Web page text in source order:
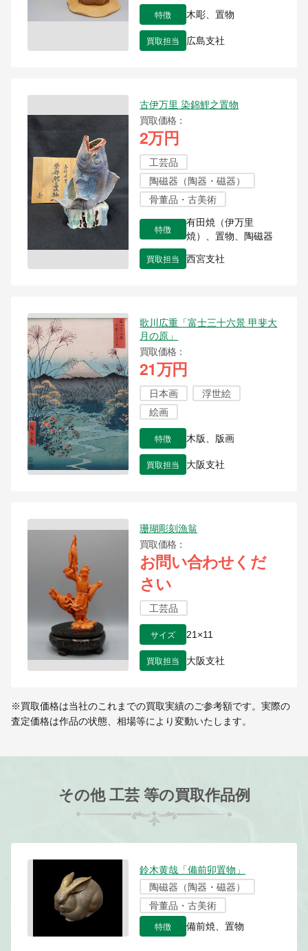
特徴 木彫、置物
買取担当 広島支社
古伊万里 染錦鯉之置物
買取価格
2万円
工芸品
陶磁器（陶器・磁器）
骨董品・古美術
特徴
有田焼（伊万里
焼）、置物、陶磁器
買取担当 西宮支社
歌川広重「富士三十六景 甲斐大
月の原」
買取価格
21万円
日本画
浮世絵
絵画
特徴 木版、版画
買取担当 大阪支社
珊瑚彫刻漁翁
買取価格
お問い合わせくだ
さい
工芸品
サイズ 21×11
買取担当 大阪支社
※買取価格は当社のこれまでの買取実績のご参考額です。実際の
査定価格は作品の状態、相場等により変動いたします。
その他 工芸 等の買取作品例
鈴木黄哉「備前卯置物」
陶磁器（陶器・磁器）
骨董品・古美術
特徴 備前焼、置物